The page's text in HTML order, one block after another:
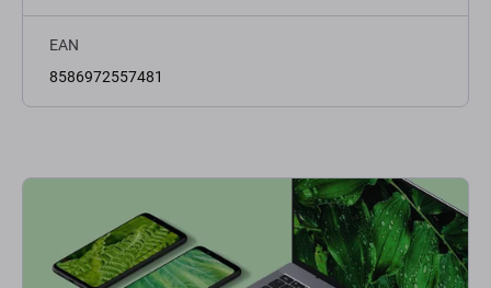
EAN
8586972557481